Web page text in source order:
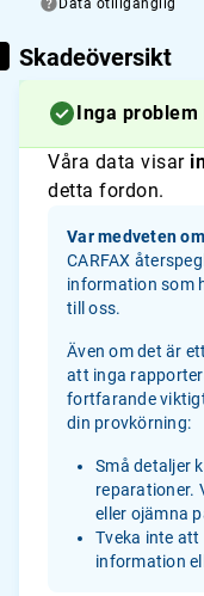
Data otillgänglig
Skadeöversikt
Inga
Våra data visar
detta fordon.
Var medveten
CARFAX
information som
till oss.
Även om det är
att inga
fortfarande
din provkörning:
Små detaljer
reparationer.
eller ojämna
Tveka inte
information